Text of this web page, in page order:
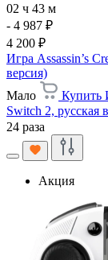
02 ч 43 м
- 4 987 ₽
4 200 ₽
Игра Assassin’s
версия)
Мало
Купить
Switch 2, русская
24 раза
Акция